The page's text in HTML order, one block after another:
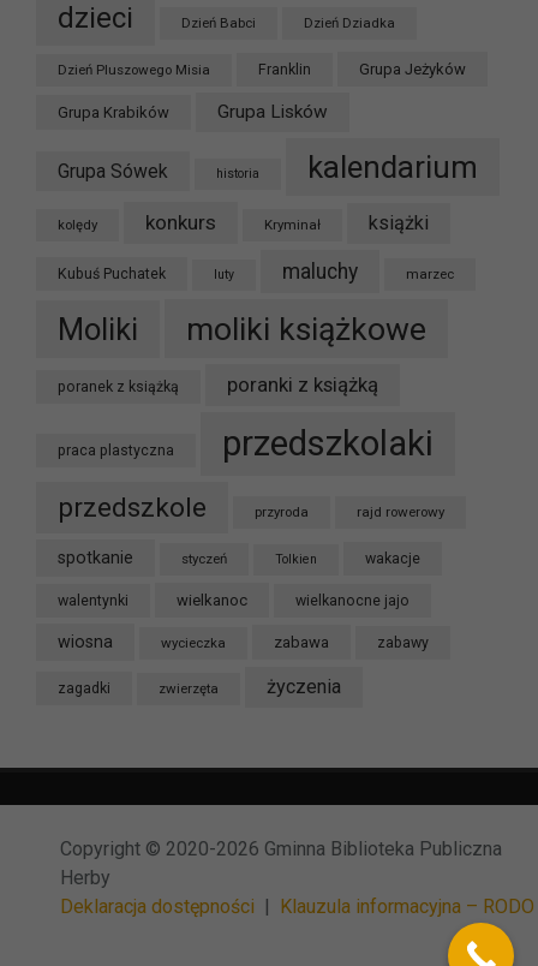
dzieci Dzień Babci Dzień Dziadka
Dzień Pluszowego Misia Franklin Grupa Jeżyków
Grupa Krabików Grupa Lisków
Grupa Sówek historia kalendarium
kolędy konkurs Kryminał książki
Kubuś Puchatek luty maluchy marzec
Moliki moliki książkowe
poranek z książką poranki z książką
praca plastyczna przedszkolaki
przedszkole przyroda rajd rowerowy
spotkanie styczeń Tolkien wakacje
walentynki wielkanoc wielkanocne jajo
wiosna wycieczka zabawa zabawy
zagadki zwierzęta życzenia
Copyright © 2020-2026 Gminna Biblioteka Publiczna
Herby
Deklaracja dostępności | Klauzula informacyjna – RODO